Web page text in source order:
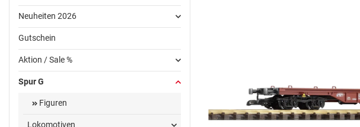
Neuheiten 2026
Gutschein
Aktion / Sale %
Spur G
Figuren
Lokomotiven